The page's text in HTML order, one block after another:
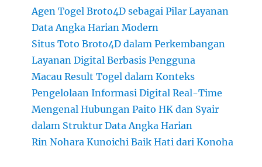
Agen Togel Broto4D sebagai Pilar Layanan
Data Angka Harian Modern
Situs Toto Broto4D dalam Perkembangan
Layanan Digital Berbasis Pengguna
Macau Result Togel dalam Konteks
Pengelolaan Informasi Digital Real-Time
Mengenal Hubungan Paito HK dan Syair
dalam Struktur Data Angka Harian
Rin Nohara Kunoichi Baik Hati dari Konoha